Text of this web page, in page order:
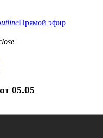
Прямой эфир
05.05